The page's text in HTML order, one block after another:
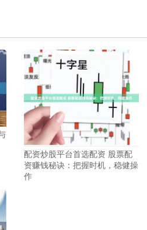
配资炒股平台首选配资 股票配
资赚钱秘诀：把握时机，稳健操
作